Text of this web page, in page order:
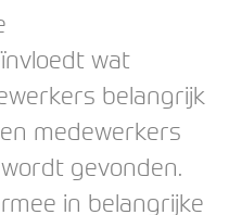
wat
belangrijk
medewerkers
gevonden.
in belangrijke